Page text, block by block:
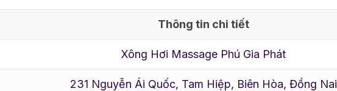
Thông tin chi tiết
Xông Hơi Massage Phú Gia Phát
231 Nguyễn Ái Quốc, Tam Hiệp, Biên Hòa, Đồng Nai